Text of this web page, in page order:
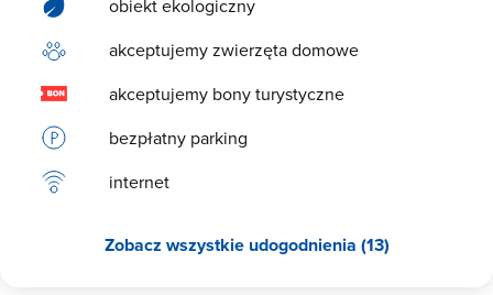
obiekt ekologiczny
akceptujemy zwierzęta domowe
akceptujemy bony turystyczne
bezpłatny parking
internet
Zobacz wszystkie udogodnienia (13)